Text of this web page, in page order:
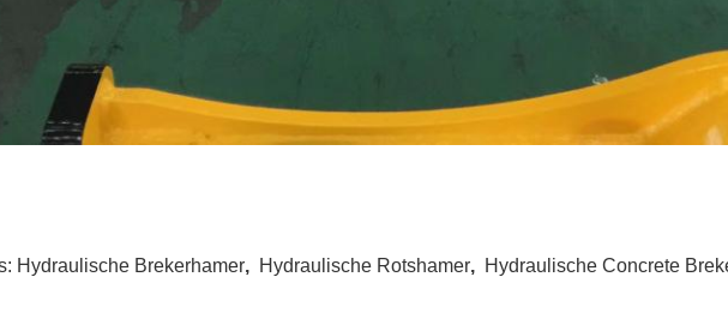
Hydraulische Brekerhamer, Hydraulische Rotshamer, Hydraulische Concrete